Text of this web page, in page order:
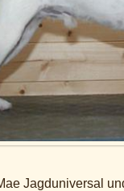
Jagduniversal